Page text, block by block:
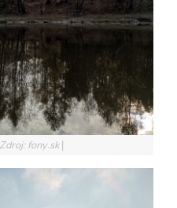
Zdroj: fony.sk